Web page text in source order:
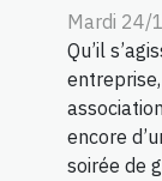
Mardi 24/
Qu’il
entreprise,
encore
soirée de